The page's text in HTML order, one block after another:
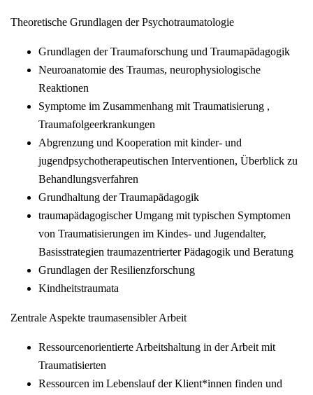
Theoretische Grundlagen der Psychotraumatologie
Grundlagen der Traumaforschung und Traumapädagogik
Neuroanatomie des Traumas, neurophysiologische
Reaktionen
Symptome im Zusammenhang mit Traumatisierung ,
Traumafolgeerkrankungen
Abgrenzung und Kooperation mit kinder- und
jugendpsychotherapeutischen Interventionen, Überblick zu
Behandlungsverfahren
Grundhaltung der Traumapädagogik
traumapädagogischer Umgang mit typischen Symptomen
von Traumatisierungen im Kindes- und Jugendalter,
Basisstrategien traumazentrierter Pädagogik und Beratung
Grundlagen der Resilienzforschung
Kindheitstraumata
Zentrale Aspekte traumasensibler Arbeit
Ressourcenorientierte Arbeitshaltung in der Arbeit mit
Traumatisierten
Ressourcen im Lebenslauf der Klient*innen finden und